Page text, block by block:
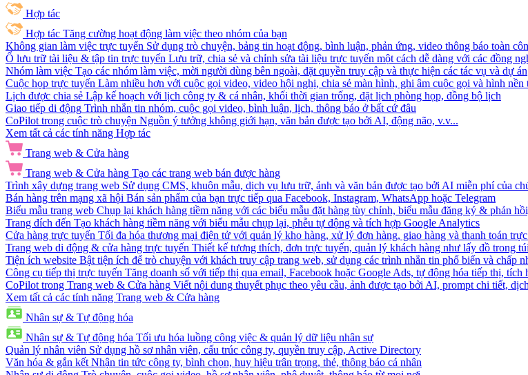
Hợp tác
Hợp tác Tăng cường hoạt động làm việc theo nhóm của bạn
Không gian làm việc trực tuyến Sử dụng trò chuyện, bảng tin hoạt động, bình luận, phản ứng, video thông báo toàn
Ổ lưu trữ tài liệu & tập tin trực tuyến Lưu trữ, chia sẻ và chỉnh sửa tài liệu trực tuyến một cách dễ dàng với các đồng
Nhóm làm việc Tạo các nhóm làm việc, mời người dùng bên ngoài, đặt quyền truy cập và thực hiện các tác vụ và dự án
Cuộc họp trực tuyến Làm nhiều hơn với cuộc gọi video, video hội nghị, chia sẻ màn hình, ghi âm cuộc gọi và hình nền
Lịch được chia sẻ Lập kế hoạch với lịch công ty & cá nhân, khối thời gian trống, đặt lịch phòng họp, đồng bộ lịch
Giao tiếp di động Trình nhắn tin nhóm, cuộc gọi video, bình luận, lịch, thông báo ở bất cứ đâu
CoPilot trong cuộc trò chuyện Nguồn ý tưởng không giới hạn, văn bản được tạo bởi AI, động não, v.v...
Xem tất cả các tính năng Hợp tác
Trang web & Cửa hàng
Trang web & Cửa hàng Tạo các trang web bán được hàng
Trình xây dựng trang web Sử dụng CMS, khuôn mẫu, dịch vụ lưu trữ, ảnh và văn bản được tạo bởi AI miễn phí của
Bán hàng trên mạng xã hội Bán sản phẩm của bạn trực tiếp qua Facebook, Instagram, WhatsApp hoặc Telegram
Biểu mẫu trang web Chụp lại khách hàng tiềm năng với các biểu mẫu đặt hàng tùy chỉnh, biểu mẫu đăng ký & phản
Trang đích đến Tạo khách hàng tiềm năng với biểu mẫu chụp lại, phễu tự động và tích hợp Google Analytics
Cửa hàng trực tuyến Tối đa hóa thương mại điện tử với quản lý kho hàng, xử lý đơn hàng, giao hàng và thanh toán
Trang web di động & cửa hàng trực tuyến Thiết kế tương thích, đơn trực tuyến, quản lý khách hàng như lấy đồ trong túi
Tiện ích website Bật tiện ích để trò chuyện với khách truy cập trang web, sử dụng các trình nhắn tin phổ biến và chấp
Công cụ tiếp thị trực tuyến Tăng doanh số với tiếp thị qua email, Facebook hoặc Google Ads, tự động hóa tiếp thị, tích
CoPilot trong Trang web & Cửa hàng Viết nội dung thuyết phục theo yêu cầu, ảnh được tạo bởi AI, prompt chi tiết,
Xem tất cả các tính năng Trang web & Cửa hàng
Nhân sự & Tự động hóa
Nhân sự & Tự động hóa Tối ưu hóa luồng công việc & quản lý dữ liệu nhân sự
Quản lý nhân viên Sử dụng hồ sơ nhân viên, cấu trúc công ty, quyền truy cập, Active Directory
Văn hóa & gắn kết Nhận tin tức công ty, bình chọn, huy hiệu trân trọng, thẻ, thông báo cá nhân